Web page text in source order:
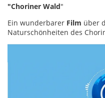
"Choriner Wald"
Ein wunderbarer Film über
Naturschönheiten des